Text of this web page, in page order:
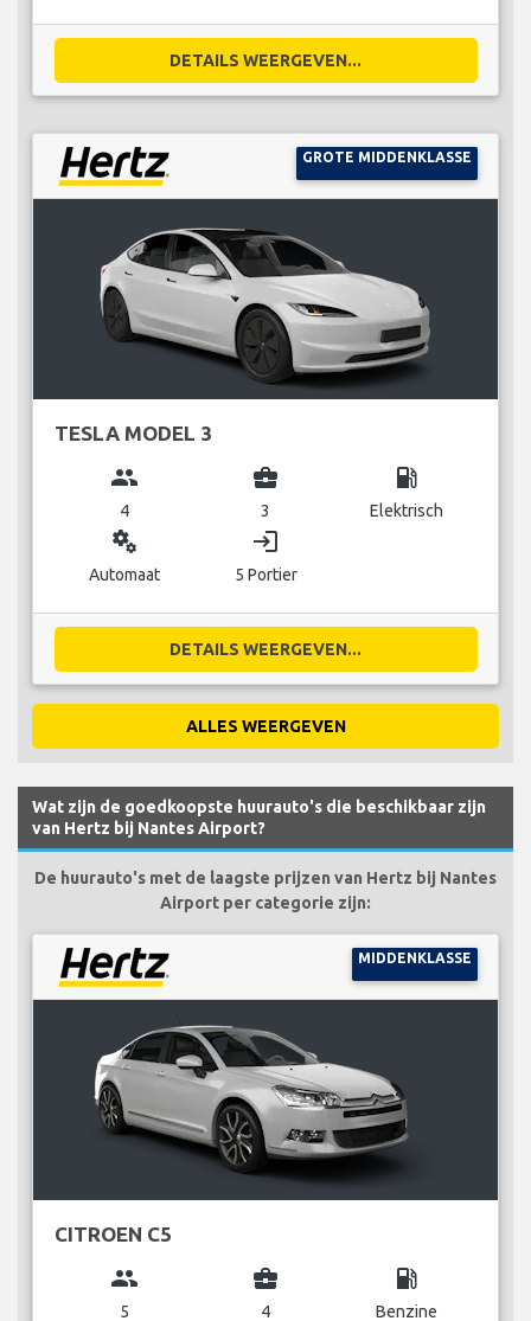
DETAILS WEERGEVEN...
GROTE MIDDENKLASSE
TESLA MODEL 3
group
4
business_center
3
local_gas_station
Elektrisch
miscellaneous_services
Automaat
login
5 Portier
DETAILS WEERGEVEN...
ALLES WEERGEVEN
Wat zijn de goedkoopste huurauto's die beschikbaar zijn
van Hertz bij Nantes Airport?
De huurauto's met de laagste prijzen van Hertz bij Nantes
Airport per categorie zijn:
MIDDENKLASSE
CITROEN C5
group
5
business_center
4
local_gas_station
Benzine